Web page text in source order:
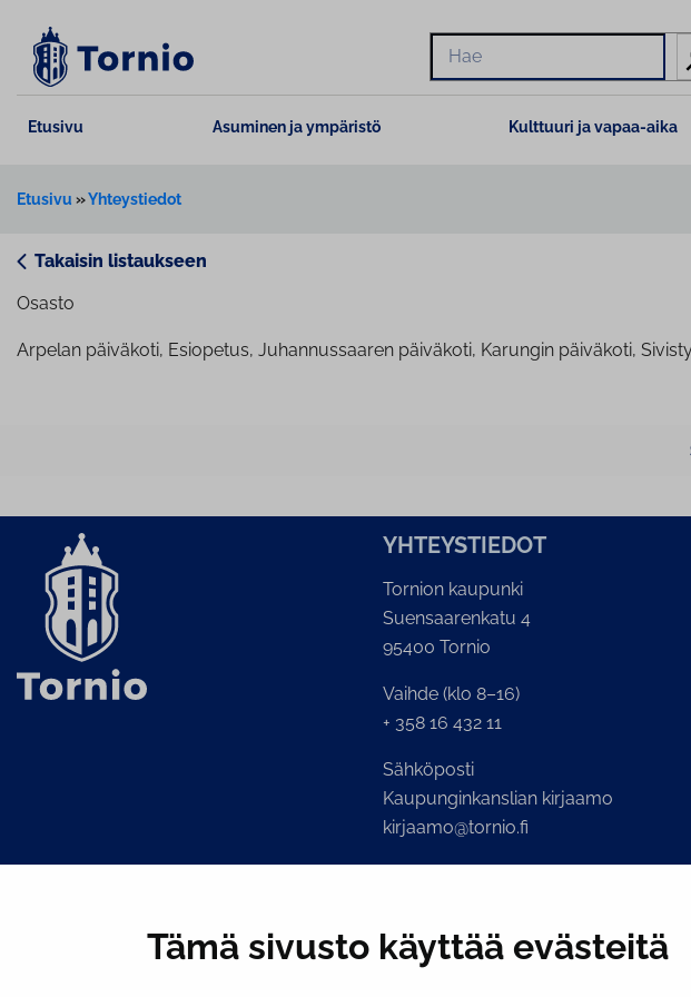
Tämä sivusto käyttää evästeitä
sisältöön
Hae
Etusivu Asuminen ja ympäristö Kulttuuri ja vapaa-aika
Etusivu »Yhteystiedot
Takaisin listaukseen
Osasto
Arpelan päiväkoti, Esiopetus, Juhannussaaren päiväkoti, Karungin päiväkoti,
YH­TEYS­TIE­DOT
Tornion kaupunki
Suensaarenkatu 4
95400 Tornio
Vaihde (klo 8–16)
+ 358 16 432 11
Sähköposti
Kaupunginkanslian kirjaamo
kirjaamo@tornio.fi